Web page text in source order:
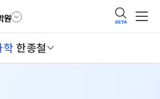
BETA
학 한종철